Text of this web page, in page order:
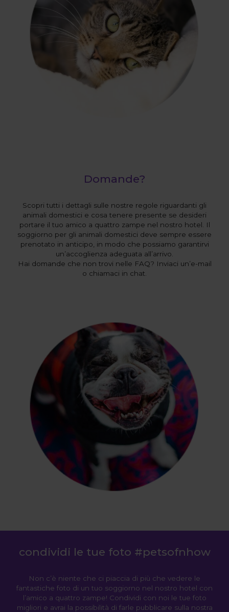
Domande?
Scopri tutti i dettagli sulle nostre regole riguardanti gli
animali domestici e cosa tenere presente se desideri
portare il tuo amico a quattro zampe nel nostro hotel. Il
soggiorno per gli animali domestici deve sempre essere
prenotato in anticipo, in modo che possiamo garantirvi
un’accoglienza adeguata all’arrivo.
Hai domande che non trovi nelle FAQ? Inviaci un’e-mail
o chiamaci in chat.
condividi le tue foto #petsofnhow
Non c’è niente che ci piaccia di più che vedere le
fantastiche foto di un tuo soggiorno nel nostro hotel con
l’amico a quattro zampe! Condividi con noi le tue foto
migliori e avrai la possibilità di farle pubblicare sulla nostra